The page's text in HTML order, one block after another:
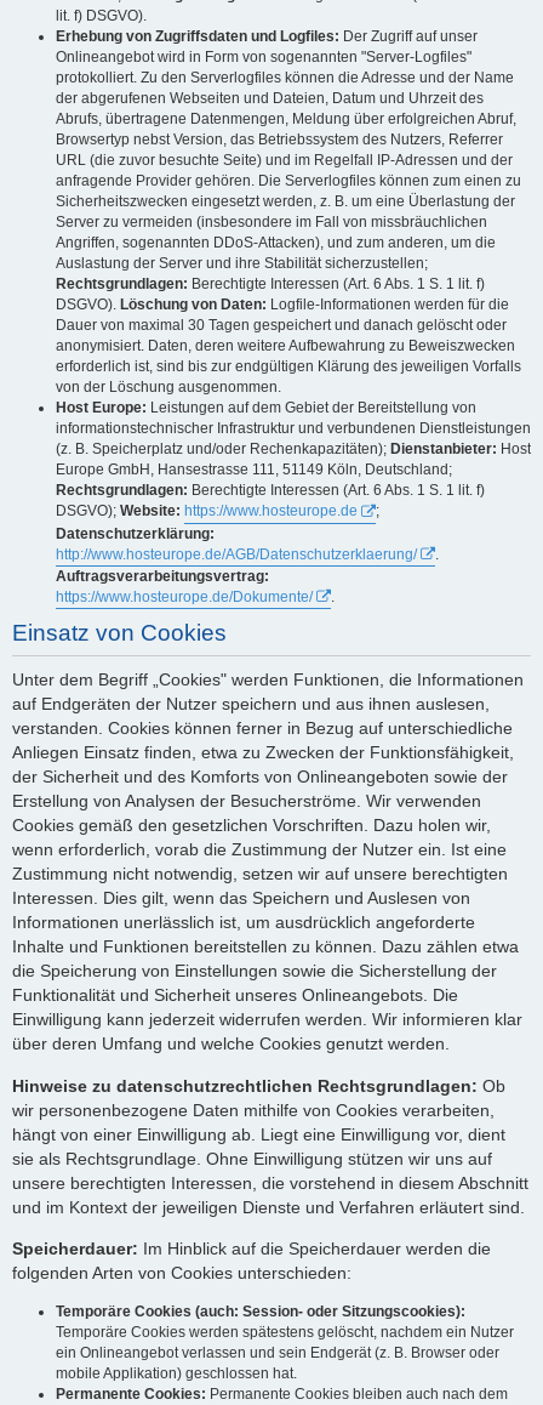
lit. f) DSGVO).
Erhebung von Zugriffsdaten und Logfiles: Der Zugriff auf unser
Onlineangebot wird in Form von sogenannten "Server-Logfiles"
protokolliert. Zu den Serverlogfiles können die Adresse und der Name
der abgerufenen Webseiten und Dateien, Datum und Uhrzeit des
Abrufs, übertragene Datenmengen, Meldung über erfolgreichen Abruf,
Browsertyp nebst Version, das Betriebssystem des Nutzers, Referrer
URL (die zuvor besuchte Seite) und im Regelfall IP-Adressen und der
anfragende Provider gehören. Die Serverlogfiles können zum einen zu
Sicherheitszwecken eingesetzt werden, z. B. um eine Überlastung der
Server zu vermeiden (insbesondere im Fall von missbräuchlichen
Angriffen, sogenannten DDoS-Attacken), und zum anderen, um die
Auslastung der Server und ihre Stabilität sicherzustellen;
Rechtsgrundlagen: Berechtigte Interessen (Art. 6 Abs. 1 S. 1 lit. f)
DSGVO). Löschung von Daten: Logfile-Informationen werden für die
Dauer von maximal 30 Tagen gespeichert und danach gelöscht oder
anonymisiert. Daten, deren weitere Aufbewahrung zu Beweiszwecken
erforderlich ist, sind bis zur endgültigen Klärung des jeweiligen Vorfalls
von der Löschung ausgenommen.
Host Europe: Leistungen auf dem Gebiet der Bereitstellung von
informationstechnischer Infrastruktur und verbundenen Dienstleistungen
(z. B. Speicherplatz und/oder Rechenkapazitäten); Dienstanbieter: Host
Europe GmbH, Hansestrasse 111, 51149 Köln, Deutschland;
Rechtsgrundlagen: Berechtigte Interessen (Art. 6 Abs. 1 S. 1 lit. f)
DSGVO); Website: https://www.hosteurope.de
;
Datenschutzerklärung:
http://www.hosteurope.de/AGB/Datenschutzerklaerung/
Auftragsverarbeitungsvertrag:
https://www.hosteurope.de/Dokumente/
.
Einsatz von Cookies
Unter dem Begriff „Cookies" werden Funktionen, die Informationen
auf Endgeräten der Nutzer speichern und aus ihnen auslesen,
verstanden. Cookies können ferner in Bezug auf unterschiedliche
Anliegen Einsatz finden, etwa zu Zwecken der Funktionsfähigkeit,
der Sicherheit und des Komforts von Onlineangeboten sowie der
Erstellung von Analysen der Besucherströme. Wir verwenden
Cookies gemäß den gesetzlichen Vorschriften. Dazu holen wir,
wenn erforderlich, vorab die Zustimmung der Nutzer ein. Ist eine
Zustimmung nicht notwendig, setzen wir auf unsere berechtigten
Interessen. Dies gilt, wenn das Speichern und Auslesen von
Informationen unerlässlich ist, um ausdrücklich angeforderte
Inhalte und Funktionen bereitstellen zu können. Dazu zählen etwa
die Speicherung von Einstellungen sowie die Sicherstellung der
Funktionalität und Sicherheit unseres Onlineangebots. Die
Einwilligung kann jederzeit widerrufen werden. Wir informieren klar
über deren Umfang und welche Cookies genutzt werden.
Hinweise zu datenschutzrechtlichen Rechtsgrundlagen: Ob
wir personenbezogene Daten mithilfe von Cookies verarbeiten,
hängt von einer Einwilligung ab. Liegt eine Einwilligung vor, dient
sie als Rechtsgrundlage. Ohne Einwilligung stützen wir uns auf
unsere berechtigten Interessen, die vorstehend in diesem Abschnitt
und im Kontext der jeweiligen Dienste und Verfahren erläutert sind.
Speicherdauer: Im Hinblick auf die Speicherdauer werden die
folgenden Arten von Cookies unterschieden:
Temporäre Cookies (auch: Session- oder Sitzungscookies):
Temporäre Cookies werden spätestens gelöscht, nachdem ein Nutzer
ein Onlineangebot verlassen und sein Endgerät (z. B. Browser oder
mobile Applikation) geschlossen hat.
Permanente Cookies: Permanente Cookies bleiben auch nach dem